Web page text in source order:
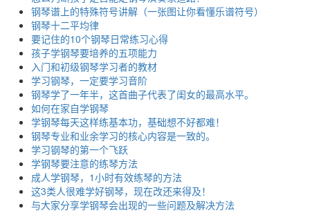
钢琴谱上的特殊符号讲解（一张图让你看懂乐谱符号）
钢琴十二平均律
要记住的10个钢琴日常练习心得
孩子学钢琴要培养的五项能力
入门和初级钢琴学习者的教材
学习钢琴，一定要学习音阶
钢琴学了一年半，这首曲子代表了闺女的最高水平。
如何在家自学钢琴
学钢琴每天这样练基本功，基础想不好都难！
钢琴专业和业余学习的核心内容是一致的。
学习钢琴的第一个飞跃
学钢琴要注意的练琴方法
成人学钢琴，1小时有效练琴的方法
这3类人很难学好钢琴，现在改还来得及！
与大家分享学钢琴会出现的一些问题及解决方法